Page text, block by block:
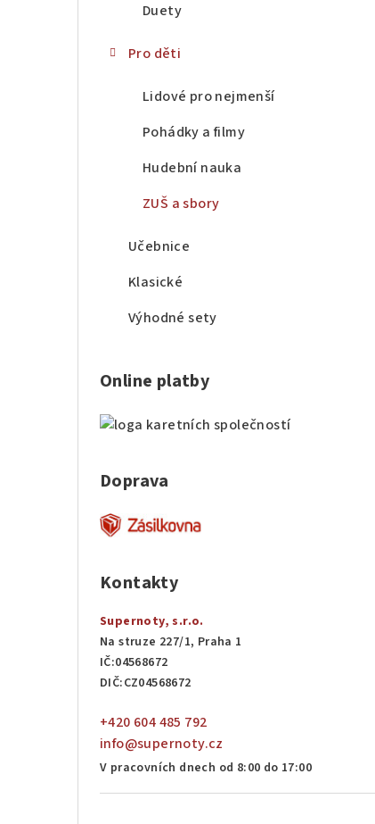
Duety
Pro děti
Lidové pro nejmenší
Pohádky a filmy
Hudební nauka
ZUŠ a sbory
Učebnice
Klasické
Výhodné sety
Online platby
Doprava
Kontakty
Supernoty, s.r.o.
Na struze 227/1, Praha 1
IČ:04568672
DIČ:CZ04568672
+420 604 485 792
info@supernoty.cz
V pracovních dnech od 8:00 do 17:00